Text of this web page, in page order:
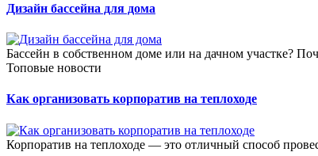
Дизайн бассейна для дома
Бассейн в собственном доме или на дачном участке?
Топовые новости
Как организовать корпоратив на теплоходе
Корпоратив на теплоходе — это отличный способ